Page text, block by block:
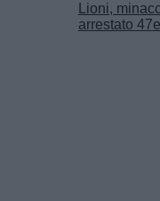
Lioni,
arrestato